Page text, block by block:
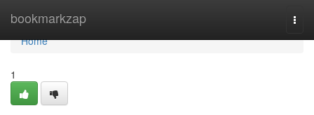
bookmarkzap
Home
Home
1